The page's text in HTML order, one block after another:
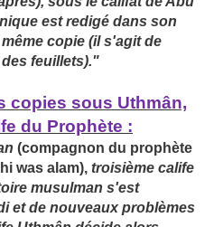
est redigé dans son
copie (il s'agit de
feuillets)."
copies sous Uthmân,
du Prophète :
(compagnon du prophète
was alam), troisième calife
musulman s'est
et de nouveaux problèmes